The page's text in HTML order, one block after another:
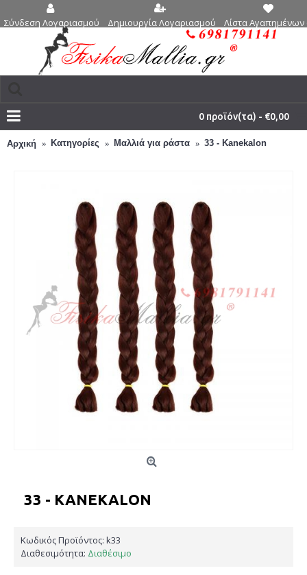
Σύνδεση Λογαριασμού Δημιουργία Λογαριασμού Λίστα Αγαπημένων
0 προϊόν(τα) - €0,00
Αρχική Κατηγορίες Μαλλιά για ράστα 33 - Kanekalon
33 - KANEKALON
Κωδικός Προϊόντος: k33
Διαθεσιμότητα: Διαθέσιμο